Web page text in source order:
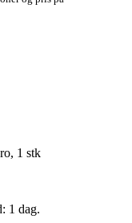
1 stk
1 dag.